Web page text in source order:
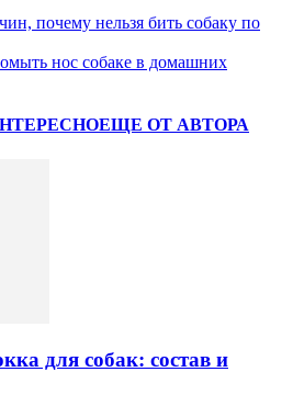
почему нельзя бить собаку по
нос собаке в домашних
ЕЩЕ ОТ АВТОРА
для собак: состав и